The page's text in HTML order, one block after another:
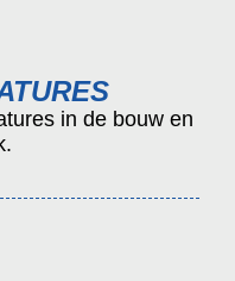
in de bouw en